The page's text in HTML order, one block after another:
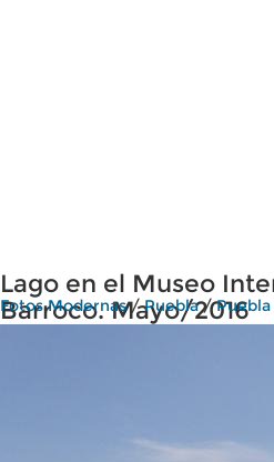
Lago en el Museo
Barroco. Mayo/2016
Fotos Modernas/Puebla/Puebla